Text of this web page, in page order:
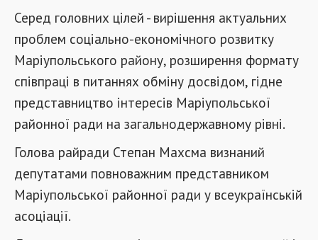
Серед головних цілей - вирішення актуальних
проблем соціально-економічного розвитку
Маріупольського району, розширення формату
співпраці в питаннях обміну досвідом, гідне
представництво інтересів Маріупольської
районної ради на загальнодержавному рівні.
Голова райради Степан Махсма визнаний
депутатами повноважним представником
Маріупольської районної ради у всеукраїнській
асоціації.